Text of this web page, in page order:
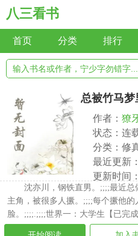
八三看书
首页 分类 排行
总被竹马梦
作者： 獠
状态：连
分类：修
最近更新：
更新时间
沈亦川，钢铁直男。;;;;最近
主角，被很多人撅。;;;;每个撅他
脸。;;;;.;;;;世界一：大学生【已完